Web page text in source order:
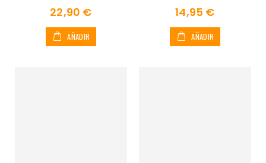
22,90 €
AÑADIR
14,95 €
AÑADIR